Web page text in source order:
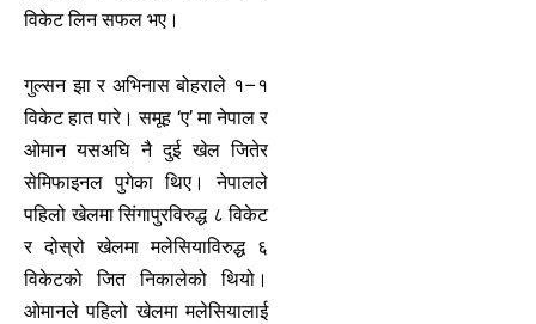
विकेट लिन सफल भए।
गुल्सन झा र अभिनास बोहराले १–१
विकेट हात पारे। समूह ‘ए’ मा नेपाल र
ओमान यसअघि नै दुई खेल जितेर
सेमिफाइनल पुगेका थिए। नेपालले
पहिलो खेलमा सिंगापुरविरुद्ध ८ विकेट
र दोस्रो खेलमा मलेसियाविरुद्ध ६
विकेटको जित निकालेको थियो।
ओमानले पहिलो खेलमा मलेसियालाई